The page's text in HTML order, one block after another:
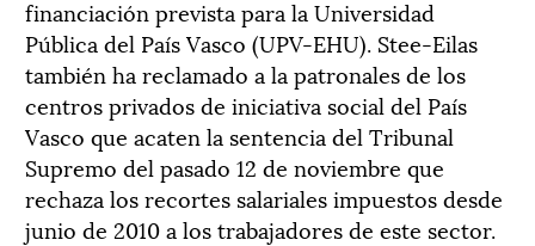
financiación prevista para la Universidad
Pública del País Vasco (UPV-EHU). Stee-Eilas
también ha reclamado a la patronales de los
centros privados de iniciativa social del País
Vasco que acaten la sentencia del Tribunal
Supremo del pasado 12 de noviembre que
rechaza los recortes salariales impuestos desde
junio de 2010 a los trabajadores de este sector.